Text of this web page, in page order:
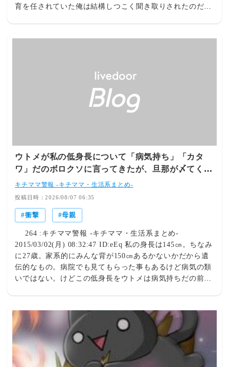
育を任されていた俺は結構しつこく聞き取りされたのだ
ウトメが私の低身長について「病気持ち」「カタ
ワ」だのボロクソに言ってきたが、旦那が〆てくれ
て大人しくなった。そんな中、久しぶりに母に会い
に行くと… → 衝撃の展開
キチママ警報 -キチママ・生活系まとめ-
投稿日時：2026/08/07 06:35
衝撃 母親
264 :キチママ警報 -キチママ・生活系まとめ-
2015/03/02(月) 08:32:47 ID:eEq 私の身長は145㎝。ちなみ
に27歳。家系的にみんな背が150㎝あるかないかだから遺
伝的なもの。病院でも見てもらった事もあるけど病気の類
いではない。けどこの低身長をウトメは病気持ちだの前世
っぴどく〆られたからか大人しくなって旦那に感謝して
た。ある時ご近所さんから柿のお裾分けを大量に貰ったの
で実家に少し持っていくことにした。3ヶ月ぶりくらいに
母の顔を見たけど鬱っぽくなってる時の顔になってた。
(もともと鬱持ち)何かあったのかなーと思い、母に「最近